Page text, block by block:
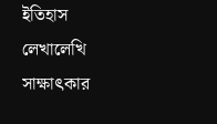
ইতিহাস
লেখালেখি
সাক্ষাৎকার